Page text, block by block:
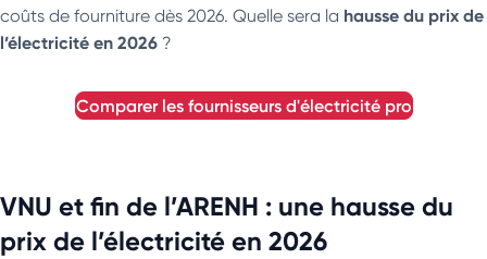
coûts de fourniture dès 2026. Quelle sera la hausse du prix de
l’électricité en 2026 ?
comparer les fournisseurs d'électricité pro
VNU et fin de l’ARENH : une hausse du
prix de l’électricité en 2026